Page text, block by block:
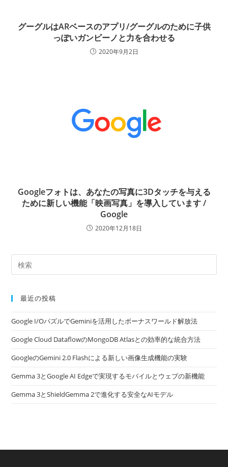
グーグルはARベースのアプリ/グーグルのために子供
っぽいガンビーノと力を合わせる
2020年9月2日
Googleフォトは、あなたの写真に3Dタッチを与える
ために新しい機能「映画写真」を導入しています /
Google
2020年12月18日
最近の投稿
Google I/OパズルでGeminiを活用したボーナスワールド解放法
Google Cloud DataflowのMongoDB Atlasとの効率的な統合方法
GoogleのGemini 2.0 Flashによる新しい画像生成機能の実験
Gemma 3とGoogle AI Edgeで実現するモバイルとウェブの新機能
Gemma 3とShieldGemma 2で進化する安全なAIモデル